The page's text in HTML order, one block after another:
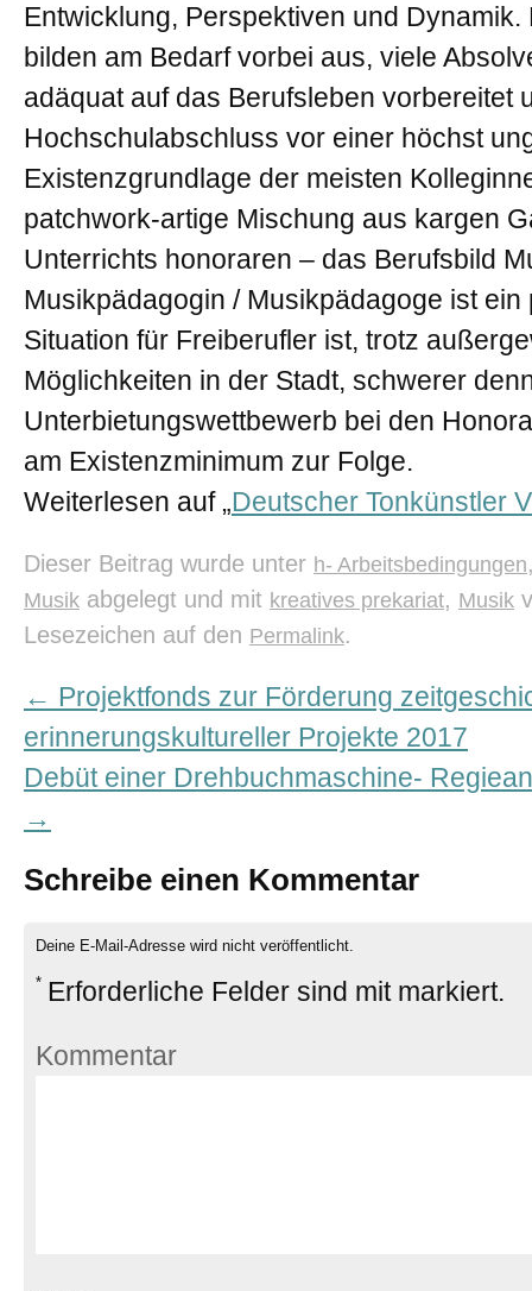
Entwicklung, Perspektiven und
bilden am Bedarf vorbei aus, viele
adäquat auf das Berufsleben vorbereitet
Hochschulabschluss vor einer höchst
Existenzgrundlage der meisten
patchwork-artige Mischung aus kargen
Unterrichts honoraren – das Berufsbild
Musikpädagogin / Musikpädagoge ist
Situation für Freiberufler ist, trotz
Möglichkeiten in der Stadt, schwerer
Unterbietungswettbewerb bei den
am Existenzminimum zur Folge.
Weiterlesen auf „Deutscher Tonkünstler
Dieser Beitrag wurde unter h- Arbeitsbedingungen
Musik abgelegt und mit kreatives prekariat, Musik
Lesezeichen auf den Permalink.
← Projektfonds zur Förderung
erinnerungskultureller Projekte 2017
Debüt einer Drehbuchmaschine-
→
Schreibe einen Kommentar
Deine E-Mail-Adresse wird nicht veröffentlicht.
Erforderliche Felder sind mit
* markiert.
Kommentar